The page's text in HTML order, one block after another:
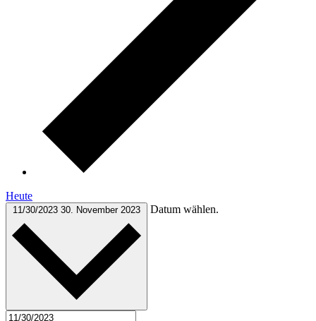
Heute
11/30/2023 30. November 2023 Datum wählen.